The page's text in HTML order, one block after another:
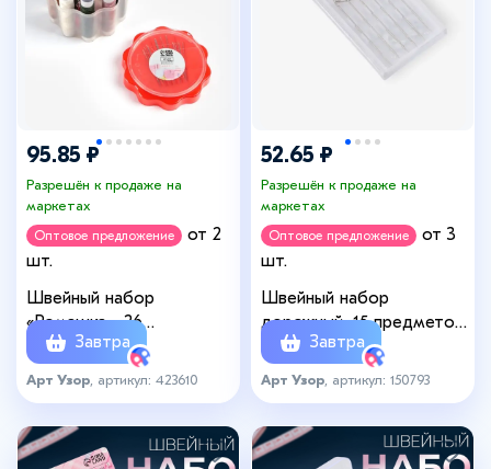
95.85 ₽
Разрешён к продаже на
маркетах
Оптовое предложение
от 2
шт.
Швейный набор
«Ромашка», 26
предметов, в
пластиковом стакане,
6.5×7.5 см, МИКС
Завтра
Арт Узор , артикул: 423610
52.65 ₽
Разрешён к продаже на
маркетах
Оптовое предложение
от 3
шт.
Швейный набор
дорожный, 15 предметов,
в пластиковом футляре,
7.5×3.5 см
Завтра
Арт Узор , артикул: 150793